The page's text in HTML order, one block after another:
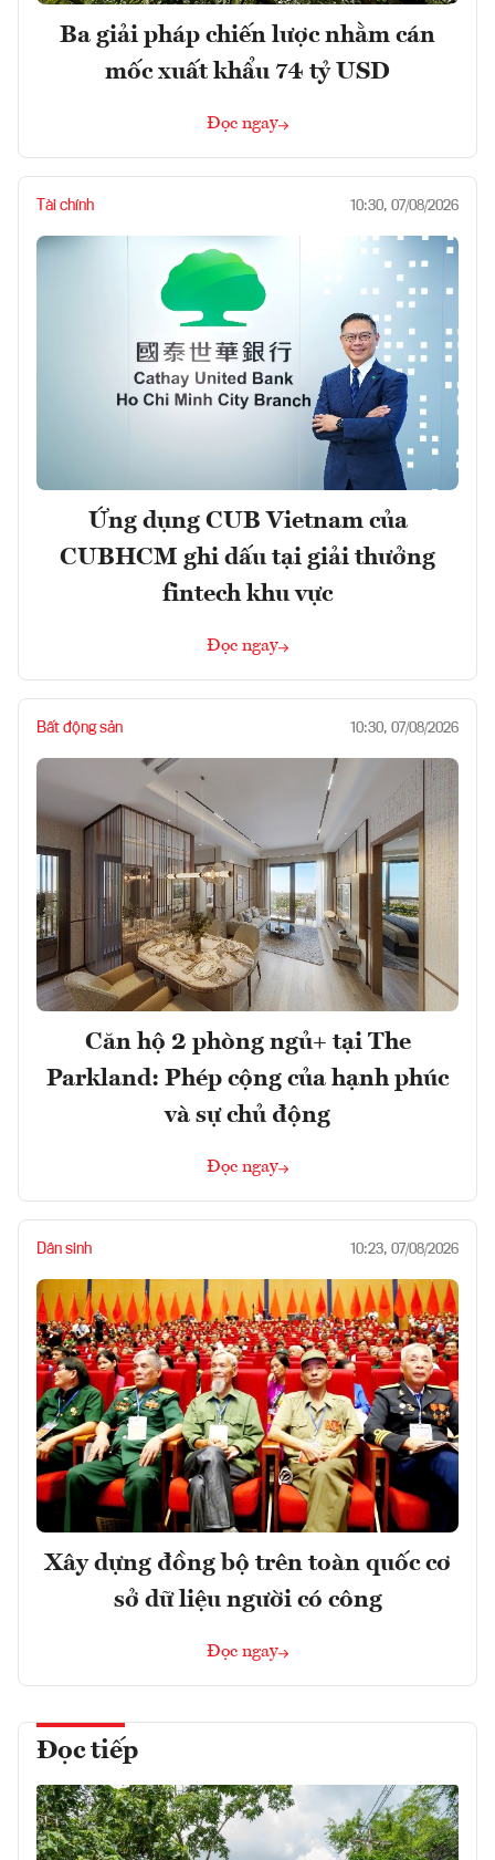
Ba giải pháp chiến lược nhằm cán
mốc xuất khẩu 74 tỷ USD
Đọc ngay
Tài chính 10:30, 07/08/2026
Ứng dụng CUB Vietnam của
CUBHCM ghi dấu tại giải thưởng
fintech khu vực
Đọc ngay
Bất động sản 10:30, 07/08/2026
Căn hộ 2 phòng ngủ+ tại The
Parkland: Phép cộng của hạnh phúc
và sự chủ động
Đọc ngay
Dân sinh 10:23, 07/08/2026
Xây dựng đồng bộ trên toàn quốc cơ
sở dữ liệu người có công
Đọc ngay
Đọc tiếp